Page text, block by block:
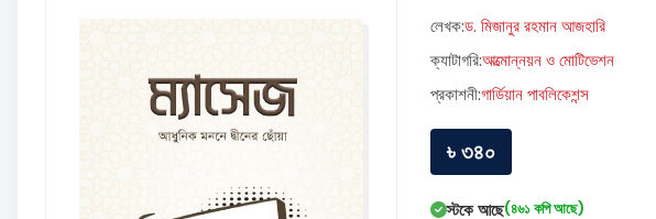
লেখক:ড. মিজানুর রহমান আজহারি
ক্যাটাগরি:আত্মোন্নয়ন ও মোটিভেশন
প্রকাশনী:গার্ডিয়ান পাবলিকেশন্স
৳ ৩৪০
স্টকে আছে(৪৬১ কপি আছে)